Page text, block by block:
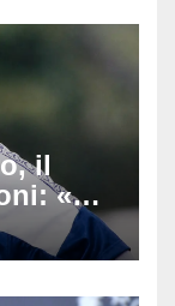
il
«Ha